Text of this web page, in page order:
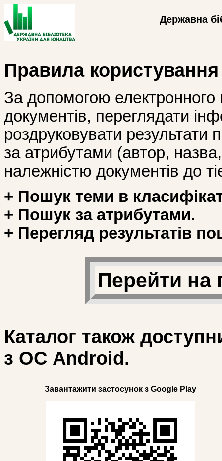
Державна
Правила
За допомогою
документів, переглядати
роздруковувати
за атрибутами (автор, назва,
належністю документів до
+ Пошук теми в
+ Пошук за атрибутами.
+ Перегляд результатів
Перейти на
Каталог також
з ОС Android.
Завантажити застосунок з Google Play